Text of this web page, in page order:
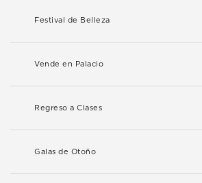
Festival de Belleza
Vende en Palacio
Regreso a Clases
Galas de Otoño